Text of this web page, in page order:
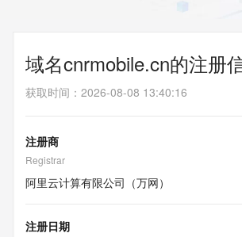
域名cnrmobile.cn的注册
获取时间 ： 2026-08-08 13:40:16
注册商
Registrar
阿里云计算有限公司（万网）
注册日期